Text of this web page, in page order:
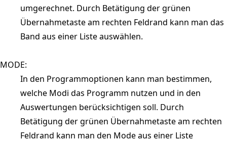
umgerechnet. Durch Betätigung der grünen
Übernahmetaste am rechten Feldrand kann man das
Band aus einer Liste auswählen.
MODE:
In den Programmoptionen kann man bestimmen,
welche Modi das Programm nutzen und in den
Auswertungen berücksichtigen soll. Durch
Betätigung der grünen Übernahmetaste am rechten
Feldrand kann man den Mode aus einer Liste